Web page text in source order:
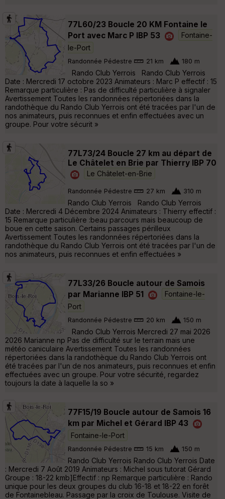
77L60/23 Boucle 20 KM Fontaine le
Port avec Marc P IBP 53
Fontaine-
le-Port
Randonnée Pédestre 21 km 180 m
Rando Club Yerrois Rando Club Yerrois
Date : Mercredi 17 octobre 2023 Animateurs : Marc P effectif : 15
Remarque particulière : Pas de difficulté particulière à signaler
Avertissement Toutes les randonnées répertoriées dans la
randothèque du Rando Club Yerrois ont été tracées par l'un de
nos animateurs, puis reconnues et enfin effectuées avec un
groupe. Pour votre sécurit »
77L73/24 Boucle 27 km au départ de
Le Châtelet en Brie par Thierry IBP 70
Le Châtelet-en-Brie
Randonnée Pédestre 27 km 310 m
Rando Club Yerrois Rando Club Yerrois
Date : Mercredi 4 Décembre 2024 Animateurs : Thierry effectif :
15 Remarque particulière :beau parcours mais beaucoup de
boue en cette saison. Certains passages périlleux
Avertissement Toutes les randonnées répertoriées dans la
randothèque du Rando Club Yerrois ont été tracées par l'un de
nos animateurs, puis reconnues et enfin effectuées »
77L33/26 Boucle autour de Samois
par Marianne IBP 51
Fontaine-le-
Port
Randonnée Pédestre 20 km 150 m
Rando Club Yerrois Mercredi 27 mai 2026
2026 Marianne np Pas de difficulté sur le terrain mais une
météo caniculaire Avertissement Toutes les randonnées
répertoriées dans la randothèque du Rando Club Yerrois ont
été tracées par l'un de nos animateurs, puis reconnues et enfin
effectuées avec un groupe. Pour votre sécurité, regardez
toujours la date à laquelle la so »
77F15/19 Boucle autour de Samois 16
km par Michel et Gérard IBP 43
Fontaine-le-Port
Randonnée Pédestre 15 km 150 m
Rando Club Yerrois Rando Club Yerrois Date
: Mercredi 7 Août 2019 Animateurs : Michel sous tutorat Gérard
Groupe : 18-22 kmb]Effectif : np Remarque particulière : Rando
unique pour les deux groupes du club 16-18 et 18-22 en forêt
de Fontainebleau. Passage par la croix de Toulouse. Visite de